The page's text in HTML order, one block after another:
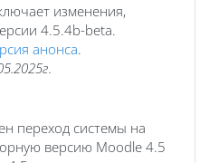
изменения,
4.5.4b-beta.
анонса.
переход системы на
версию Moodle 4.5